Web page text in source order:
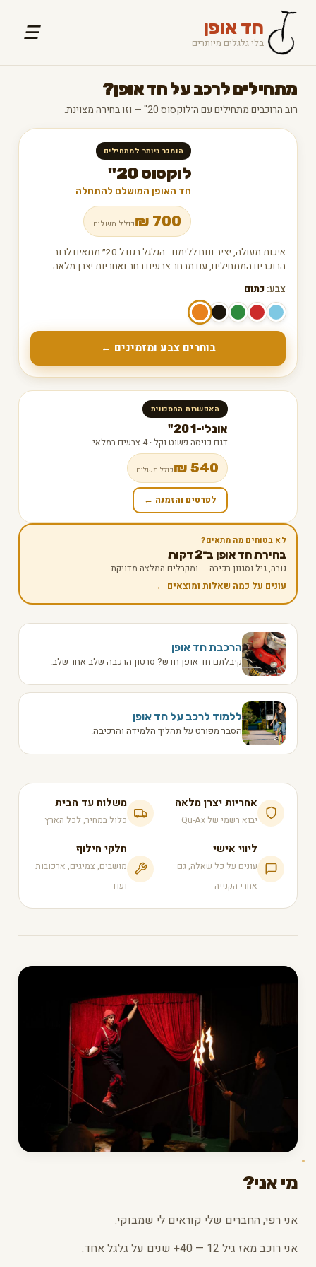
חד אופן
בלי גלגלים מיותרים ☰
מתחילים לרכב על חד אופן?
רוב הרוכבים מתחילים עם ה־לוקסוס 20" — וזו בחירה מצוינת.
הנמכר ביותר למתחילים
לוקסוס 20"
חד האופן המושלם להתחלה
700
₪כולל משלוח
איכות מעולה, יציב ונוח ללימוד. הגלגל בגודל 20״ מתאים לרוב
הרוכבים המתחילים, עם מבחר צבעים רחב ואחריות יצרן מלאה.
צבע: כתום
בוחרים צבע ומזמינים ←
האפשרות החסכונית
אונלי-1 20"
דגם כניסה פשוט וקל · 4 צבעים במלאי
540 ₪ כולל משלוח
לפרטים והזמנה ←
לא בטוחים מה מתאים?
בחירת חד אופן ב־2 דקות
גובה, גיל וסגנון רכיבה — ומקבלים המלצה מדויקת.
עונים על כמה שאלות ומוצאים ←
הרכבת חד אופן
קיבלתם חד אופן חדש? סרטון הרכבה שלב אחר שלב.
ללמוד לרכב על חד אופן
הסבר מפורט על תהליך הלמידה והרכיבה.
אחריות יצרן מלאה
יבוא רשמי של Qu-Ax
משלוח עד הבית
כלול במחיר, לכל הארץ
ליווי אישי
עונים על כל שאלה, גם
אחרי הקנייה
חלקי חילוף
מושבים, צמיגים, ארכובות
ועוד
מי אני?
אני רפי, החברים שלי קוראים לי שמבוקי.
אני רוכב מאז גיל 12 — 40+ שנים על גלגל אחד.